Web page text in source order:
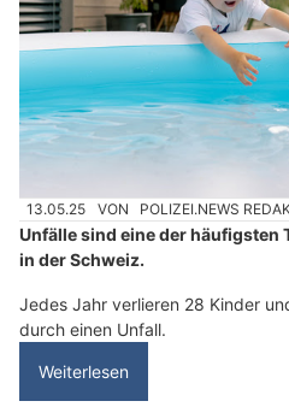
13.05.25 VON POLIZEI.NEWS
Unfälle sind eine der häufigsten
in der Schweiz.
Jedes Jahr verlieren 28 Kinder
durch einen Unfall.
Weiterlesen